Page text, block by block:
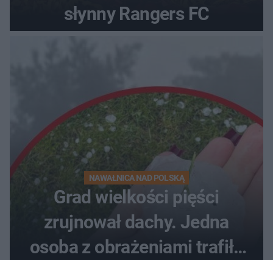
słynny Rangers FC
NAWAŁNICA NAD POLSKĄ
Grad wielkości pięści
zrujnował dachy. Jedna
osoba z obrażeniami trafiła